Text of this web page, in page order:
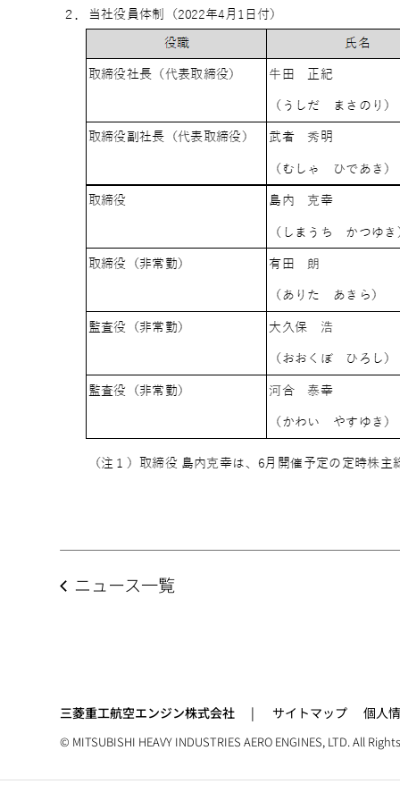
ニュース一覧
三菱重工航空エンジン株式会社 サイトマップ 個人
© MITSUBISHI HEAVY INDUSTRIES AERO ENGINES, LTD. All